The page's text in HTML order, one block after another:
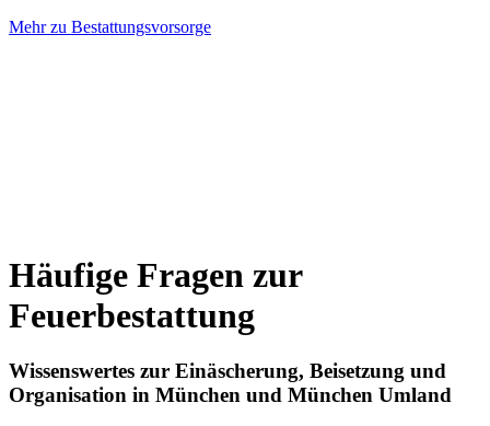
Mehr zu Bestattungsvorsorge
Häufige Fragen zur
Feuerbestattung
Wissenswertes zur Einäscherung, Beisetzung und
Organisation in München und München Umland